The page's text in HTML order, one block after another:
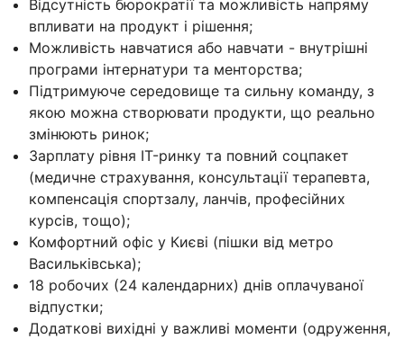
Відсутність бюрократії та можливість напряму
впливати на продукт і рішення;
Можливість навчатися або навчати - внутрішні
програми інтернатури та менторства;
Підтримуюче середовище та сильну команду, з
якою можна створювати продукти, що реально
змінюють ринок;
Зарплату рівня IT-ринку та повний соцпакет
(медичне страхування, консультації терапевта,
компенсація спортзалу, ланчів, професійних
курсів, тощо);
Комфортний офіс у Києві (пішки від метро
Васильківська);
18 робочих (24 календарних) днів оплачуваної
відпустки;
Додаткові вихідні у важливі моменти (одруження,